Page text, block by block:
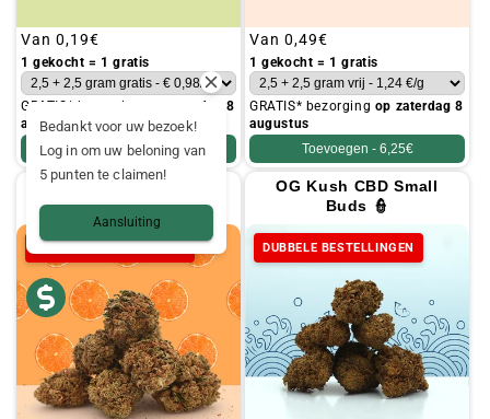
Gebruikelijke
prijs
Van 0,19€
1 gekocht = 1 gratis
GRATIS* bezorging
op zaterdag 8
augustus
Toevoegen -4,95€
Gebruikelijke
prijs
Van 0,49€
1 gekocht = 1 gratis
GRATIS* bezorging op zaterdag 8
augustus
Toevoegen - 6,25€
Orange Bud CBD Small
Buds 🍊
OG Kush CBD Small
Buds 👮
DUBBELE BESTELLINGEN
Bedankt voor uw bezoek!
Log in om uw beloning van
5 punten te claimen!
Aansluiting